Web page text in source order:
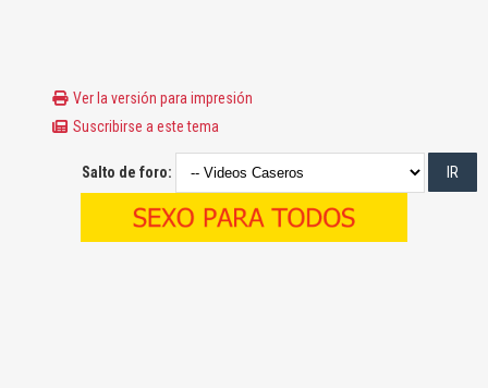
Ver la versión para impresión
Suscribirse a este tema
Salto de foro: